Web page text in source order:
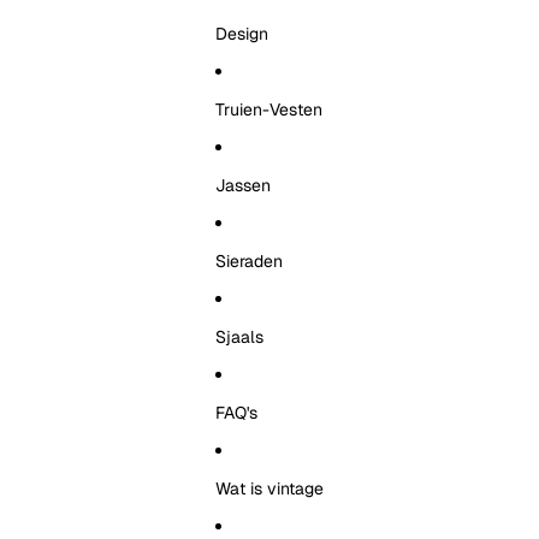
Design
Truien-Vesten
Jassen
Sieraden
Sjaals
FAQ's
Wat is vintage